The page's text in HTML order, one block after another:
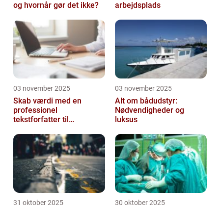
og hvornår gør det ikke?
arbejdsplads
03 november 2025
Skab værdi med en
professionel
tekstforfatter til
03 november 2025
Alt om bådudstyr:
Nødvendigheder og
luksus
31 oktober 2025 30 oktober 2025